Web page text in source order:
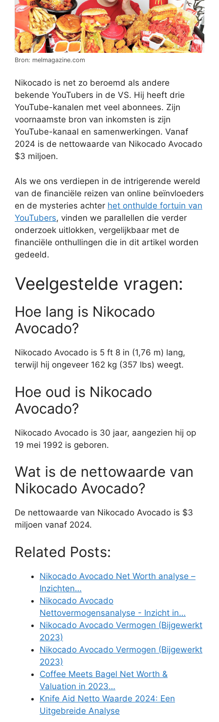
Bron: melmagazine.com
Nikocado is net zo beroemd als andere
bekende YouTubers in de VS. Hij heeft drie
YouTube-kanalen met veel abonnees. Zijn
voornaamste bron van inkomsten is zijn
YouTube-kanaal en samenwerkingen. Vanaf
2024 is de nettowaarde van Nikocado Avocado
$3 miljoen.
Als we ons verdiepen in de intrigerende wereld
van de financiële reizen van online beïnvloeders
en de mysteries achter het onthulde fortuin van
YouTubers, vinden we parallellen die verder
onderzoek uitlokken, vergelijkbaar met de
financiële onthullingen die in dit artikel worden
gedeeld.
Veelgestelde vragen:
Hoe lang is Nikocado
Avocado?
Nikocado Avocado is 5 ft 8 in (1,76 m) lang,
terwijl hij ongeveer 162 kg (357 lbs) weegt.
Hoe oud is Nikocado
Avocado?
Nikocado Avocado is 30 jaar, aangezien hij op
19 mei 1992 is geboren.
Wat is de nettowaarde van
Nikocado Avocado?
De nettowaarde van Nikocado Avocado is $3
miljoen vanaf 2024.
Related Posts:
Nikocado Avocado Net Worth analyse –
Inzichten…
Nikocado Avocado
Nettovermogensanalyse - Inzicht in…
Nikocado Avocado Vermogen (Bijgewerkt
2023)
Nikocado Avocado Vermogen (Bijgewerkt
2023)
Coffee Meets Bagel Net Worth &
Valuation in 2023…
Knife Aid Netto Waarde 2024: Een
Uitgebreide Analyse